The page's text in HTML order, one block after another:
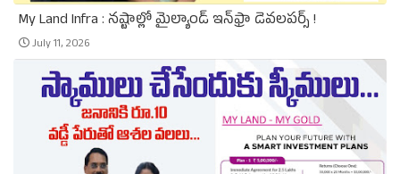
My Land Infra : నష్టాల్లో మైల్యాండ్ ఇన్‌ఫ్రా డెవలపర్స్ !
July 11, 2026